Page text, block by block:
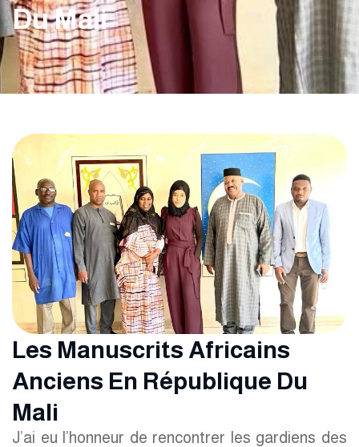
Du Mali
Les Manuscrits Africains
Anciens En République Du
Mali
J’ai eu l’honneur de rencontrer les gardiens des